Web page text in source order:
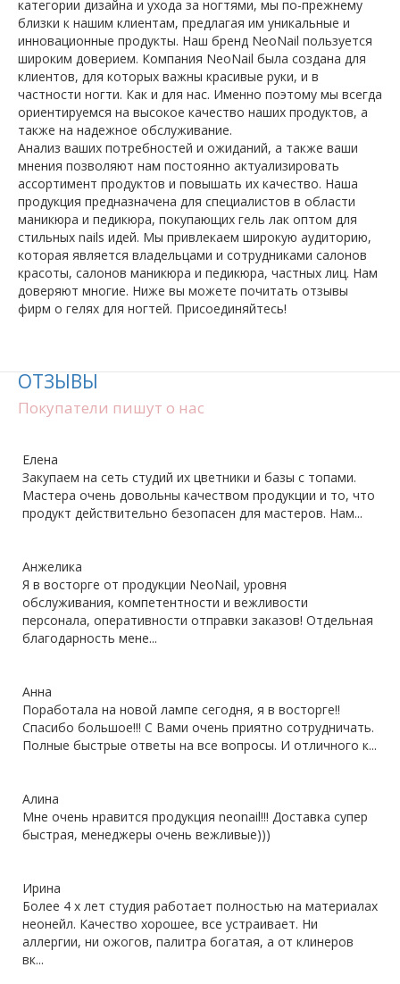
категории дизайна и ухода за ногтями, мы по-прежнему
близки к нашим клиентам, предлагая им уникальные и
инновационные продукты. Наш бренд NeoNail пользуется
широким доверием. Компания NeoNail была создана для
клиентов, для которых важны красивые руки, и в
частности ногти. Как и для нас. Именно поэтому мы всегда
ориентируемся на высокое качество наших продуктов, а
также на надежное обслуживание.
Анализ ваших потребностей и ожиданий, а также ваши
мнения позволяют нам постоянно актуализировать
ассортимент продуктов и повышать их качество. Наша
продукция предназначена для специалистов в области
маникюра и педикюра, покупающих гель лак оптом для
стильных nails идей. Мы привлекаем широкую аудиторию,
которая является владельцами и сотрудниками салонов
красоты, салонов маникюра и педикюра, частных лиц. Нам
доверяют многие. Ниже вы можете почитать отзывы
фирм о гелях для ногтей. Присоединяйтесь!
ОТЗЫВЫ
Покупатели пишут о нас
Елена
Закупаем на сеть студий их цветники и базы с топами.
Мастера очень довольны качеством продукции и то, что
продукт действительно безопасен для мастеров. Нам...
Анжелика
Я в восторге от продукции NeoNail, уровня
обслуживания, компетентности и вежливости
персонала, оперативности отправки заказов! Отдельная
благодарность мене...
Анна
Поработала на новой лампе сегодня, я в восторге!!
Спасибо большое!!! С Вами очень приятно сотрудничать.
Полные быстрые ответы на все вопросы. И отличного к...
Алина
Мне очень нравится продукция neonail!!! Доставка супер
быстрая, менеджеры очень вежливые)))
Ирина
Более 4 х лет студия работает полностью на материалах
неонейл. Качество хорошее, все устраивает. Ни
аллергии, ни ожогов, палитра богатая, а от клинеров
вк...